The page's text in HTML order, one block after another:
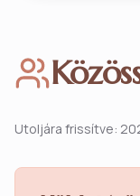
Utoljára frissítve: